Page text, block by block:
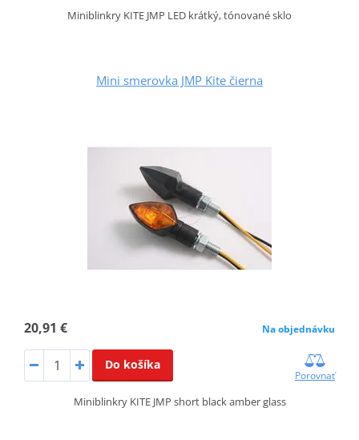
Miniblinkry KITE JMP LED krátký, tónované sklo
Mini smerovka JMP Kite čierna
20,91 € Na objednávku
Do košíka
Porovnať
Miniblinkry KITE JMP short black amber glass